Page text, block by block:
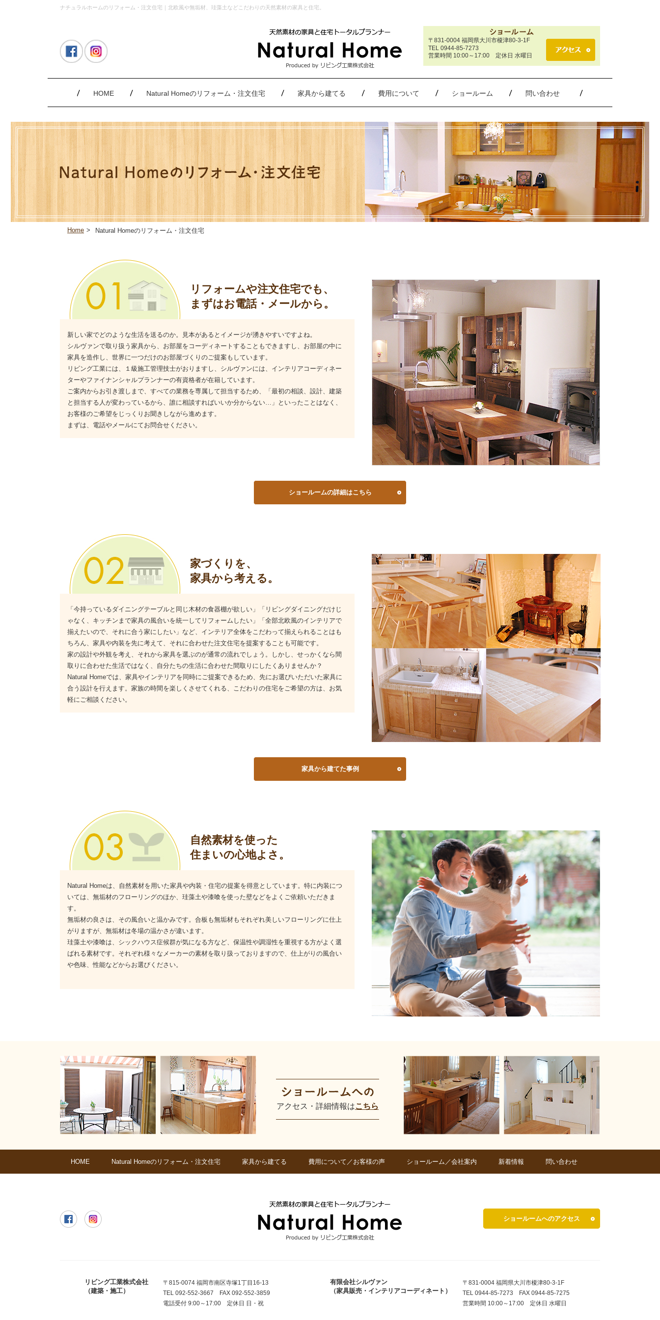
ナチュラルホームのリフォーム・注文住宅｜北欧風や無垢材、珪藻土などこだわりの天然素材の家具と住宅。
〒831-0004 福岡県大川市榎津80-3-1F
TEL 0944-85-7273
営業時間 10:00～17:00 定休日 水曜日
HOME Natural Homeのリフォーム・注文住宅 家具から建てる 費用について ショールーム 問い合わせ
Home > Natural Homeのリフォーム・注文住宅
リフォームや注文住宅でも、
まずはお電話・メールから。
新しい家でどのような生活を送るのか。見本があるとイメージが湧きやすいですよね。
シルヴァンで取り扱う家具から、お部屋をコーディネートすることもできますし、お部屋の中に
家具を造作し、世界に一つだけのお部屋づくりのご提案もしています。
リビング工業には、１級施工管理技士がおりますし、シルヴァンには、インテリアコーディネー
ターやファイナンシャルプランナーの有資格者が在籍しています。
ご案内からお引き渡しまで、すべての業務を専属して担当するため、「最初の相談、設計、建築
と担当する人が変わっているから、誰に相談すればいいか分からない…」といったことはなく、
お客様のご希望をじっくりお聞きしながら進めます。
まずは、電話やメールにてお問合せください。
ショールームの詳細はこちら
家づくりを、
家具から考える。
「今持っているダイニングテーブルと同じ木材の食器棚が欲しい」「リビングダイニングだけじ
ゃなく、キッチンまで家具の風合いを統一してリフォームしたい」「全部北欧風のインテリアで
揃えたいので、それに合う家にしたい」など、インテリア全体をこだわって揃えられることはも
ちろん、家具や内装を先に考えて、それに合わせた注文住宅を提案することも可能です。
家の設計や外観を考え、それから家具を選ぶのが通常の流れでしょう。しかし、せっかくなら間
取りに合わせた生活ではなく、自分たちの生活に合わせた間取りにしたくありませんか？
Natural Homeでは、家具やインテリアを同時にご提案できるため、先にお選びいただいた家具に
合う設計を行えます。家族の時間を楽しくさせてくれる、こだわりの住宅をご希望の方は、お気
軽にご相談ください。
家具から建てた事例
自然素材を使った
住まいの心地よさ。
Natural Homeは、自然素材を用いた家具や内装・住宅の提案を得意としています。特に内装につ
いては、無垢材のフローリングのほか、珪藻土や漆喰を使った壁などをよくご依頼いただきま
す。
無垢材の良さは、その風合いと温かみです。合板も無垢材もそれぞれ美しいフローリングに仕上
がりますが、無垢材は冬場の温かさが違います。
珪藻土や漆喰は、シックハウス症候群が気になる方など、保温性や調湿性を重視する方がよく選
ばれる素材です。それぞれ様々なメーカーの素材を取り扱っておりますので、仕上がりの風合い
や色味、性能などからお選びください。
アクセス・詳細情報はこちら
HOME Natural Homeのリフォーム・注文住宅 家具から建てる 費用について／お客様の声 ショールーム／会社案内 新着情報 問い合わせ
ショールームへのアクセス
リビング工業株式会社
（建築・施工）
〒815-0074 福岡市南区寺塚1丁目16-13
TEL 092-552-3667 FAX 092-552-3859
電話受付 9:00～17:00 定休日 日・祝
有限会社シルヴァン
（家具販売・インテリアコーディネート）
〒831-0004 福岡県大川市榎津80-3-1F
TEL 0944-85-7273 FAX 0944-85-7275
営業時間 10:00～17:00 定休日 水曜日